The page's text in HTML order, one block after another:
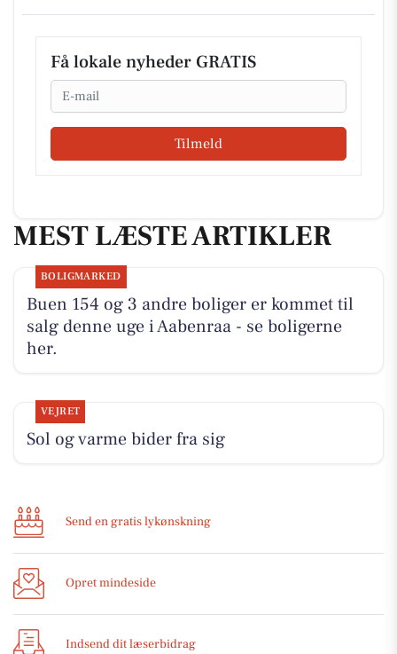
Få lokale nyheder GRATIS
Email
Tilmeld
MEST LÆSTE ARTIKLER
BOLIGMARKED
Buen 154 og 3 andre boliger er kommet til
salg denne uge i Aabenraa - se boligerne
her.
VEJRET
Sol og varme bider fra sig
Send en gratis lykønskning
Opret mindeside
Indsend dit læserbidrag